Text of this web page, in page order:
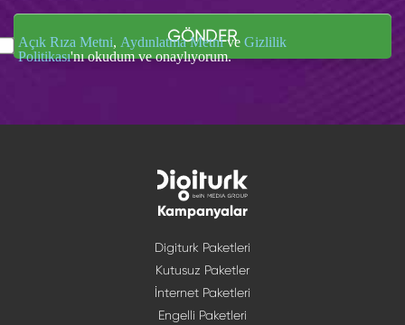
GÖNDER
Açık Rıza Metni, Aydınlatma Metnive Gizlilik
Politikası'nı okudum ve onaylıyorum.
Kampanyalar
Digiturk Paketleri
Kutusuz Paketler
İnternet Paketleri
Engelli Paketleri